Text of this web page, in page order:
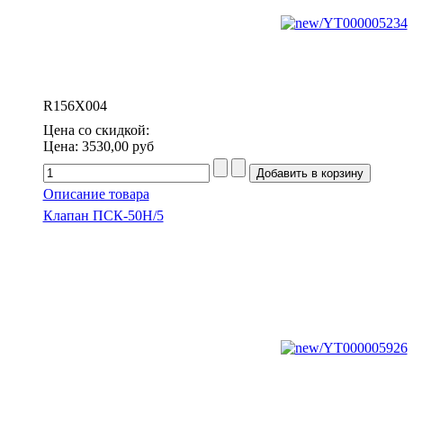
R156X004
Цена со скидкой:
Цена: 3530,00 руб
Описание товара
Клапан ПСК-50Н/5